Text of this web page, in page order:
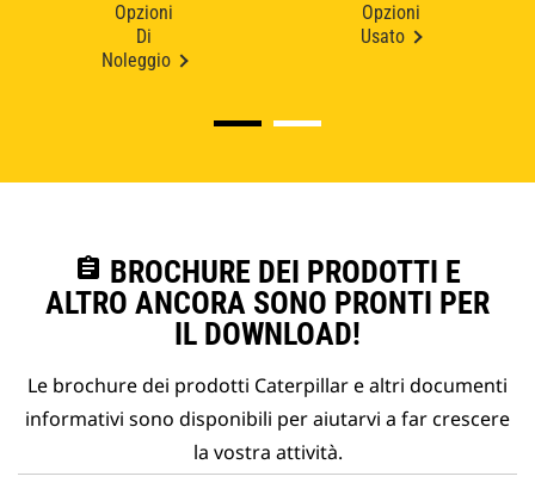
Opzioni
Di
Noleggio
Opzioni
Usato
assignment BROCHURE DEI PRODOTTI E
ALTRO ANCORA SONO PRONTI PER
IL DOWNLOAD!
Le brochure dei prodotti Caterpillar e altri documenti
informativi sono disponibili per aiutarvi a far crescere
la vostra attività.